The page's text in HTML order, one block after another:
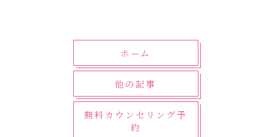
ホーム
他の記事
無料カウンセリング予
約